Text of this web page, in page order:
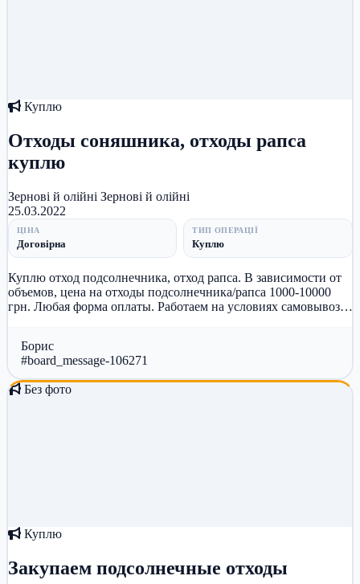
Куплю
Отходы соняшника, отходы рапса
куплю
Зернові й олійні Зернові й олійні
25.03.2022
ЦІНА
Договірна
ТИП ОПЕРАЦІЇ
Куплю
Куплю отход подсолнечника, отход рапса. В зависимости от
объемов, цена на отходы подсолнечника/рапса 1000-10000
грн. Любая форма оплаты. Работаем на условиях самовывоза
Борис
#board_message-106271
Без фото
Куплю
Закупаем подсолнечные отходы